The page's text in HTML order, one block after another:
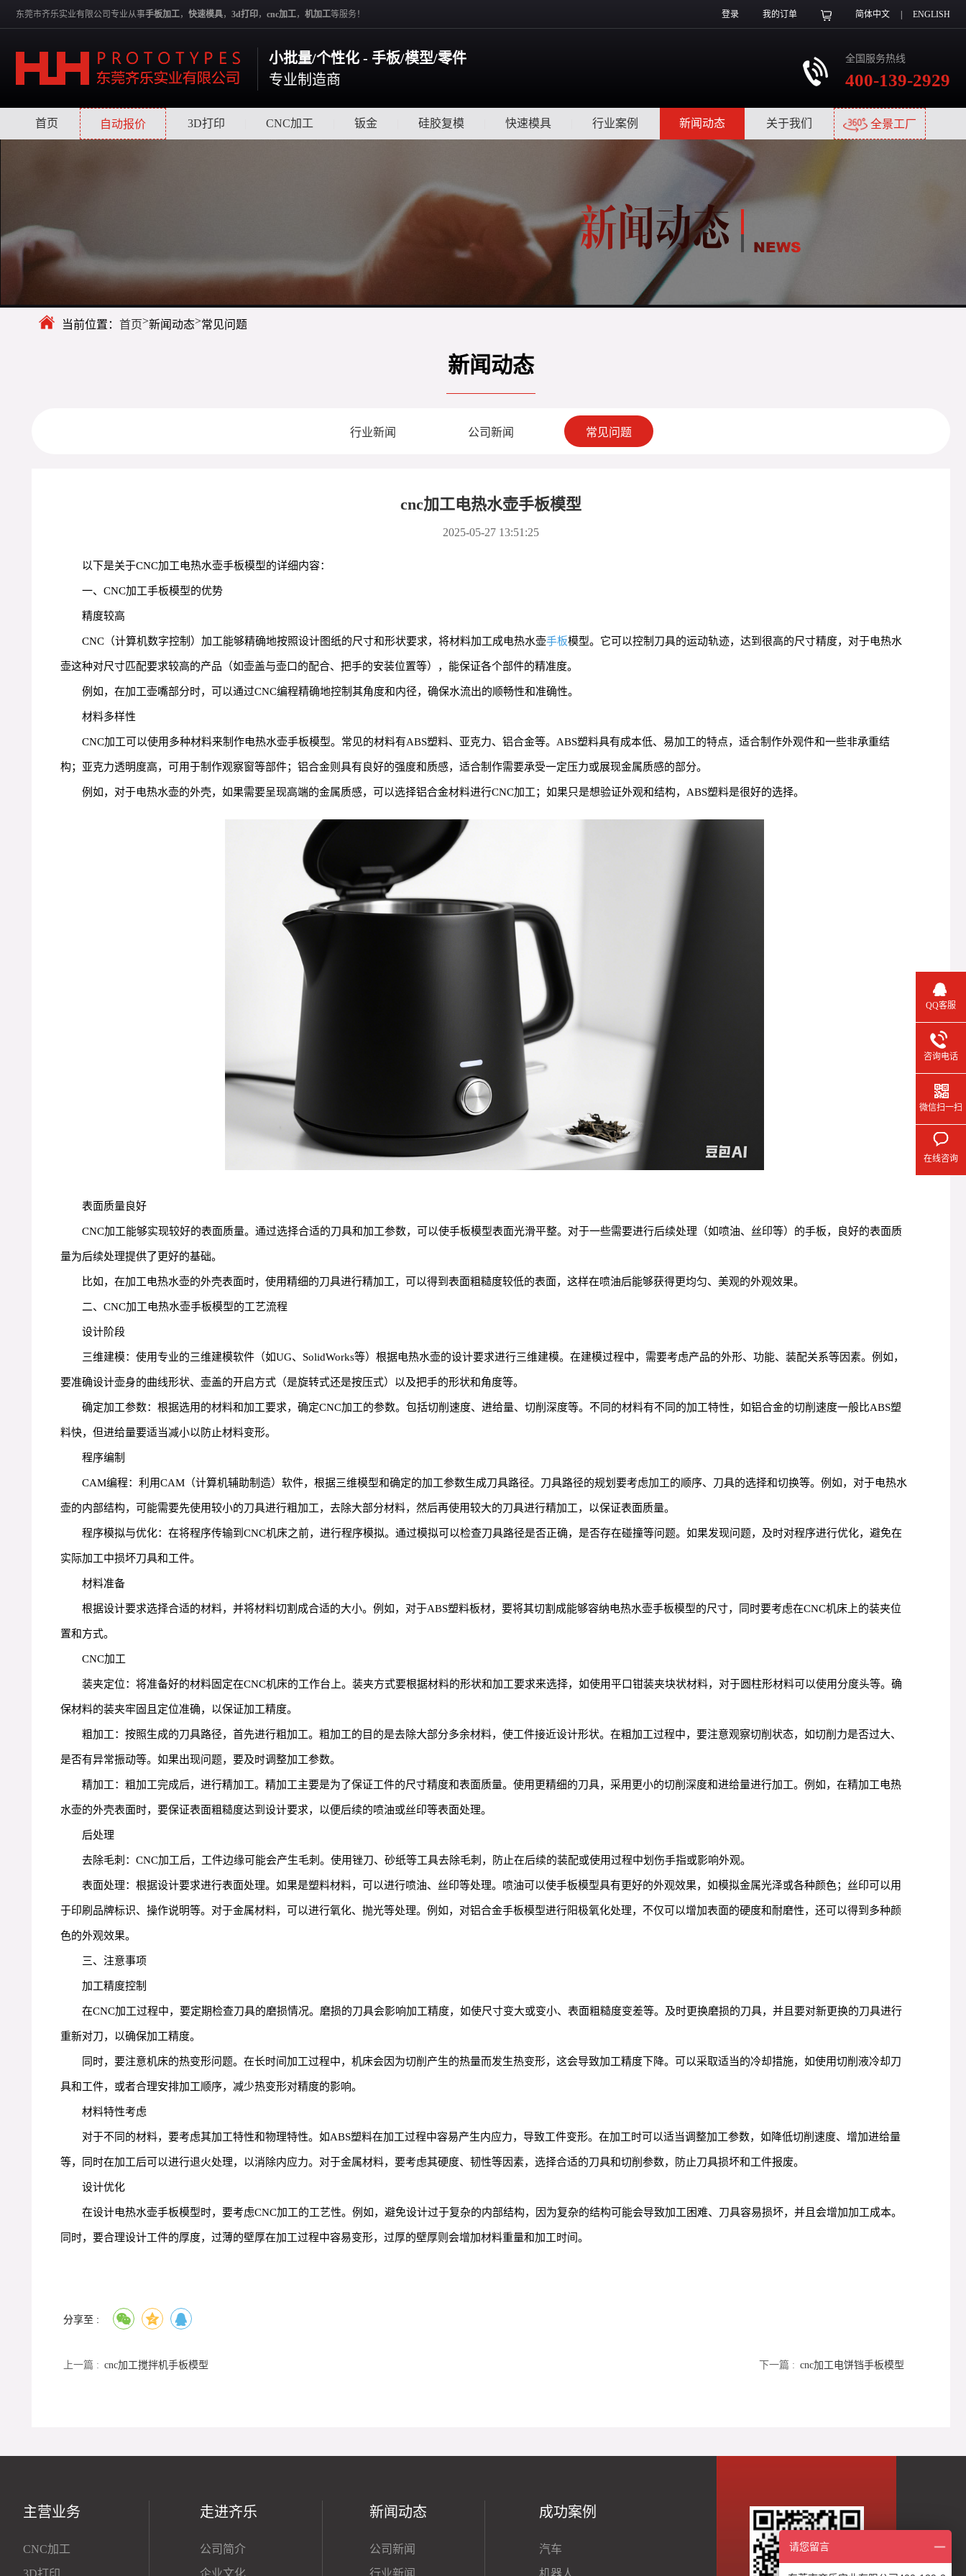
东莞市齐乐实业有限公司专业从事手板加工， 快速模具， 3d打印， cnc加工， 机加工等服务！ 登录 我的订单 简体中文 ENGLISH
小批量/个性化 - 手板/模型/零件
专业制造商
全国服务热线
400-139-2929
首页 自动报价 3D打印 CNC加工 钣金 硅胶复模 快速模具 行业案例 新闻动态 关于我们 全景工厂
当前位置： 首页>新闻动态>常见问题
新闻动态
行业新闻 公司新闻 常见问题
cnc加工电热水壶手板模型
2025-05-27 13:51:25
以下是关于CNC加工电热水壶手板模型的详细内容：
一、CNC加工手板模型的优势
精度较高
CNC（计算机数字控制）加工能够精确地按照设计图纸的尺寸和形状要求，将材料加工成电热水壶手板模型。它可以控制刀具的运动轨迹，达到很高的尺寸精度，对于电热水
壶这种对尺寸匹配要求较高的产品（如壶盖与壶口的配合、把手的安装位置等），能保证各个部件的精准度。
例如，在加工壶嘴部分时，可以通过CNC编程精确地控制其角度和内径，确保水流出的顺畅性和准确性。
材料多样性
CNC加工可以使用多种材料来制作电热水壶手板模型。常见的材料有ABS塑料、亚克力、铝合金等。ABS塑料具有成本低、易加工的特点，适合制作外观件和一些非承重结
构；亚克力透明度高，可用于制作观察窗等部件；铝合金则具有良好的强度和质感，适合制作需要承受一定压力或展现金属质感的部分。
例如，对于电热水壶的外壳，如果需要呈现高端的金属质感，可以选择铝合金材料进行CNC加工；如果只是想验证外观和结构，ABS塑料是很好的选择。
表面质量良好
CNC加工能够实现较好的表面质量。通过选择合适的刀具和加工参数，可以使手板模型表面光滑平整。对于一些需要进行后续处理（如喷油、丝印等）的手板，良好的表面质
量为后续处理提供了更好的基础。
比如，在加工电热水壶的外壳表面时，使用精细的刀具进行精加工，可以得到表面粗糙度较低的表面，这样在喷油后能够获得更均匀、美观的外观效果。
二、CNC加工电热水壶手板模型的工艺流程
设计阶段
三维建模：使用专业的三维建模软件（如UG、SolidWorks等）根据电热水壶的设计要求进行三维建模。在建模过程中，需要考虑产品的外形、功能、装配关系等因素。例如，
要准确设计壶身的曲线形状、壶盖的开启方式（是旋转式还是按压式）以及把手的形状和角度等。
确定加工参数：根据选用的材料和加工要求，确定CNC加工的参数。包括切削速度、进给量、切削深度等。不同的材料有不同的加工特性，如铝合金的切削速度一般比ABS塑
料快，但进给量要适当减小以防止材料变形。
程序编制
CAM编程：利用CAM（计算机辅助制造）软件，根据三维模型和确定的加工参数生成刀具路径。刀具路径的规划要考虑加工的顺序、刀具的选择和切换等。例如，对于电热水
壶的内部结构，可能需要先使用较小的刀具进行粗加工，去除大部分材料，然后再使用较大的刀具进行精加工，以保证表面质量。
程序模拟与优化：在将程序传输到CNC机床之前，进行程序模拟。通过模拟可以检查刀具路径是否正确，是否存在碰撞等问题。如果发现问题，及时对程序进行优化，避免在
实际加工中损坏刀具和工件。
材料准备
根据设计要求选择合适的材料，并将材料切割成合适的大小。例如，对于ABS塑料板材，要将其切割成能够容纳电热水壶手板模型的尺寸，同时要考虑在CNC机床上的装夹位
置和方式。
CNC加工
装夹定位：将准备好的材料固定在CNC机床的工作台上。装夹方式要根据材料的形状和加工要求来选择，如使用平口钳装夹块状材料，对于圆柱形材料可以使用分度头等。确
保材料的装夹牢固且定位准确，以保证加工精度。
粗加工：按照生成的刀具路径，首先进行粗加工。粗加工的目的是去除大部分多余材料，使工件接近设计形状。在粗加工过程中，要注意观察切削状态，如切削力是否过大、
是否有异常振动等。如果出现问题，要及时调整加工参数。
精加工：粗加工完成后，进行精加工。精加工主要是为了保证工件的尺寸精度和表面质量。使用更精细的刀具，采用更小的切削深度和进给量进行加工。例如，在精加工电热
水壶的外壳表面时，要保证表面粗糙度达到设计要求，以便后续的喷油或丝印等表面处理。
后处理
去除毛刺：CNC加工后，工件边缘可能会产生毛刺。使用锉刀、砂纸等工具去除毛刺，防止在后续的装配或使用过程中划伤手指或影响外观。
表面处理：根据设计要求进行表面处理。如果是塑料材料，可以进行喷油、丝印等处理。喷油可以使手板模型具有更好的外观效果，如模拟金属光泽或各种颜色；丝印可以用
于印刷品牌标识、操作说明等。对于金属材料，可以进行氧化、抛光等处理。例如，对铝合金手板模型进行阳极氧化处理，不仅可以增加表面的硬度和耐磨性，还可以得到多种颜
色的外观效果。
三、注意事项
加工精度控制
在CNC加工过程中，要定期检查刀具的磨损情况。磨损的刀具会影响加工精度，如使尺寸变大或变小、表面粗糙度变差等。及时更换磨损的刀具，并且要对新更换的刀具进行
重新对刀，以确保加工精度。
同时，要注意机床的热变形问题。在长时间加工过程中，机床会因为切削产生的热量而发生热变形，这会导致加工精度下降。可以采取适当的冷却措施，如使用切削液冷却刀
具和工件，或者合理安排加工顺序，减少热变形对精度的影响。
材料特性考虑
对于不同的材料，要考虑其加工特性和物理特性。如ABS塑料在加工过程中容易产生内应力，导致工件变形。在加工时可以适当调整加工参数，如降低切削速度、增加进给量
等，同时在加工后可以进行退火处理，以消除内应力。对于金属材料，要考虑其硬度、韧性等因素，选择合适的刀具和切削参数，防止刀具损坏和工件报废。
设计优化
在设计电热水壶手板模型时，要考虑CNC加工的工艺性。例如，避免设计过于复杂的内部结构，因为复杂的结构可能会导致加工困难、刀具容易损坏，并且会增加加工成本。
同时，要合理设计工件的厚度，过薄的壁厚在加工过程中容易变形，过厚的壁厚则会增加材料重量和加工时间。
分享至 :
上一篇 : cnc加工搅拌机手板模型 下一篇 : cnc加工电饼铛手板模型
主营业务
CNC加工
3D打印
走进齐乐
公司简介
企业文化
新闻动态
公司新闻
行业新闻
成功案例
汽车
机器人
QQ客服
咨询电话
微信扫一扫
在线咨询
请您留言